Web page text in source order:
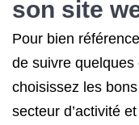
son site
Pour bien
de suivre quelques
choisissez les
secteur d’activité